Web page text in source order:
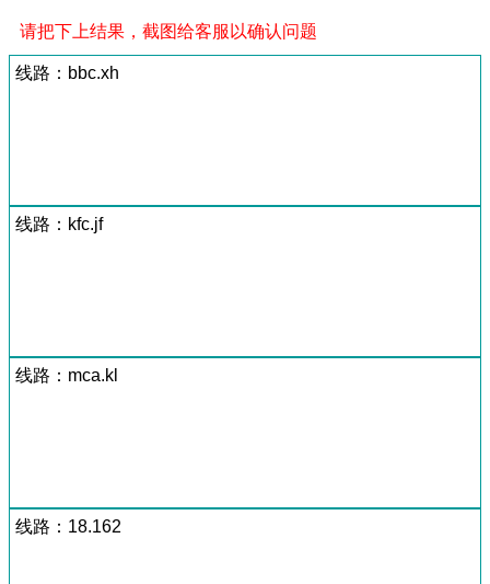
请把下上结果，截图给客服以确认问题
线路：bbc.xh
线路：kfc.jf
线路：mca.kl
线路：18.162